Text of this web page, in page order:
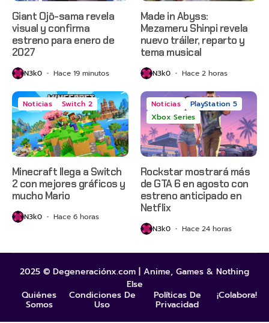
Giant Ojō-sama revela
visual y confirma
estreno para enero de
2027
N3k0 Hace 19 minutos
Made in Abyss:
Mezameru Shinpi revela
nuevo tráiler, reparto y
tema musical
N3k0 Hace 2 horas
Noticias Switch 2
Minecraft llega a Switch
2 con mejores gráficos y
mucho Mario
N3k0 Hace 6 horas
Noticias
PlayStation 5
Xbox Series
Rockstar mostrará más
de GTA 6 en agosto con
estreno anticipado en
Netflix
N3k0 Hace 24 horas
2025 © Degeneraciónx.com | Anime, Games & Nothing
Else
Quiénes
Somos
Condiciones De
Uso
Políticas De
Privacidad
¡Colabora!